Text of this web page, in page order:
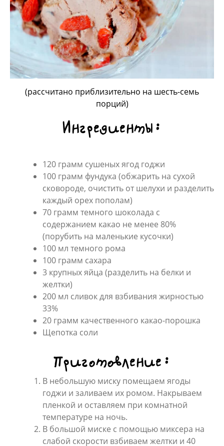
(рассчитано приблизительно на шесть-семь
порций)
Ингредиенты:
120 грамм сушеных ягод годжи
100 грамм фундука (обжарить на сухой
сковороде, очистить от шелухи и разделить
каждый орех пополам)
70 грамм темного шоколада с
содержанием какао не менее 80%
(порубить на маленькие кусочки)
100 мл темного рома
100 грамм сахара
3 крупных яйца (разделить на белки и
желтки)
200 мл сливок для взбивания жирностью
33%
20 грамм качественного какао-порошка
Щепотка соли
Приготовление:
В небольшую миску помещаем ягоды
годжи и заливаем их ромом. Накрываем
пленкой и оставляем при комнатной
температуре на ночь.
В большой миске с помощью миксера на
слабой скорости взбиваем желтки и 40